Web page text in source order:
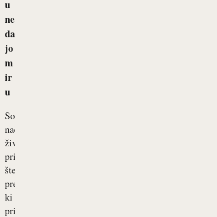
u
ne
da
jo
m
ir
u
Sodobni
način
življenja
prinaša
številne
prednosti,
ki
pripomorejo